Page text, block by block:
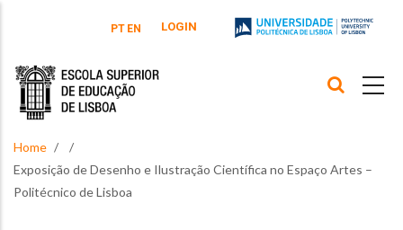
PT EN LOGIN
Home
Exposição de Desenho e Ilustração Científica no Espaço Artes –
Politécnico de Lisboa